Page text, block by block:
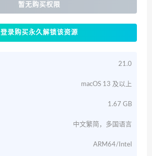
暂无购买权限
登录购买永久解锁该资源
21.0
macOS 13 及以上
1.67 GB
中文繁简，多国语言
ARM64/Intel